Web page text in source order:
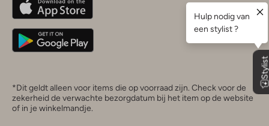
Deutschland
*Dit geldt alleen voor items die op voorraad zijn. Check voor de
zekerheid de verwachte bezorgdatum bij het item op de website
of in je winkelmandje.